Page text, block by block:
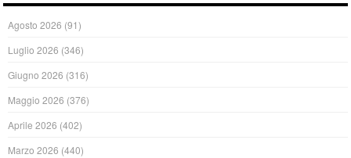
Agosto 2026 (91)
Luglio 2026 (346)
Giugno 2026 (316)
Maggio 2026 (376)
Aprile 2026 (402)
Marzo 2026 (440)